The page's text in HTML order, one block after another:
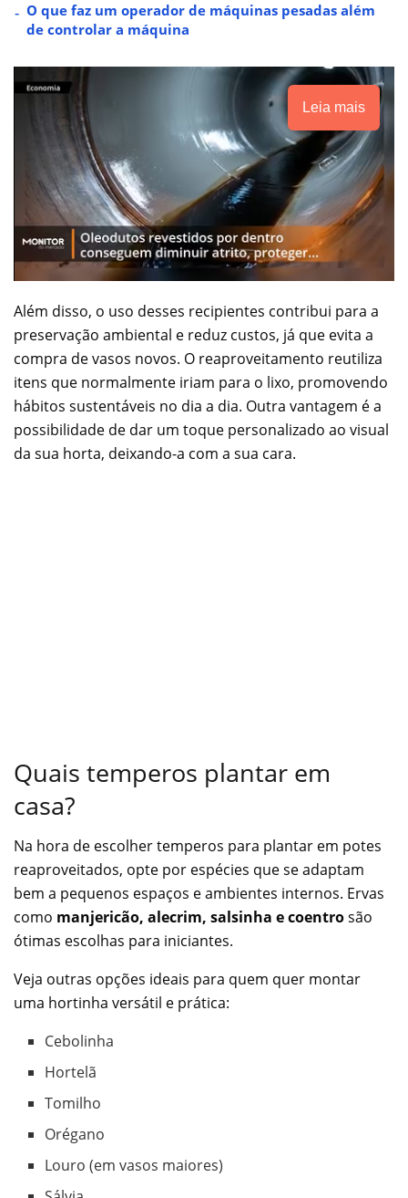
O que faz um operador de máquinas pesadas além
de controlar a máquina
Leia mais
Além disso, o uso desses recipientes contribui para a
preservação ambiental e reduz custos, já que evita a
compra de vasos novos. O reaproveitamento reutiliza
itens que normalmente iriam para o lixo, promovendo
hábitos sustentáveis no dia a dia. Outra vantagem é a
possibilidade de dar um toque personalizado ao visual
da sua horta, deixando-a com a sua cara.
Quais temperos plantar em
casa?
Na hora de escolher temperos para plantar em potes
reaproveitados, opte por espécies que se adaptam
bem a pequenos espaços e ambientes internos. Ervas
como manjericão, alecrim, salsinha e coentrosão
ótimas escolhas para iniciantes.
Veja outras opções ideais para quem quer montar
uma hortinha versátil e prática:
Cebolinha
Hortelã
Tomilho
Orégano
Louro (em vasos maiores)